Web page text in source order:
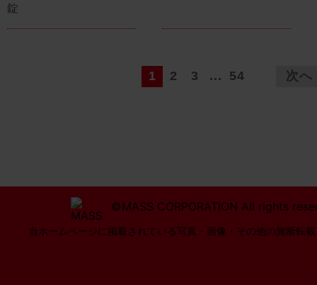
錠
1 2 3 ... 54 次
©MASS CORPORATION All rights
当ホームページに掲載されている写真・画像・その他の無断転